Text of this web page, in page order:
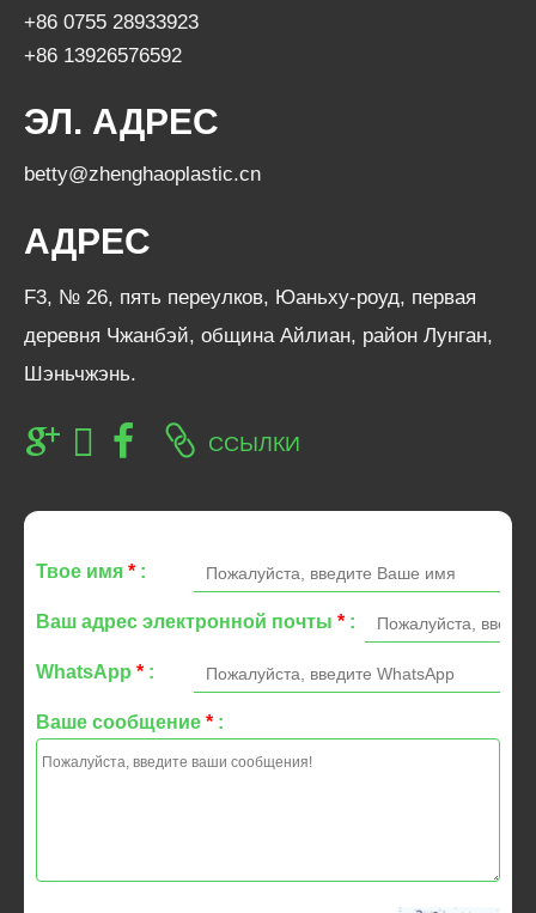
+86 0755 28933923
+86 13926576592
ЭЛ. АДРЕС
betty@zhenghaoplastic.cn
АДРЕС
F3, № 26, пять переулков, Юаньху-роуд, первая
деревня Чжанбэй, община Айлиан, район Лунган,
Шэньчжэнь.
ССЫЛКИ
Твое имя * :
Ваш адрес электронной почты * :
WhatsApp * :
Ваше сообщение * :